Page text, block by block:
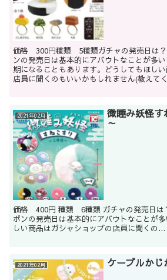
価格 300円種類 5種類ガチャの発売日は
ンの発売日は基本的にアバウトなことが多
期になることもあります。どうしてもほし
店員に聞くのもいいかもしれません(教えて
2021年02月 微睡み妖怪
～
価格 400円 種類 6種類 ガチャの発売日は
ポンの発売日は基本的にアバウトなことが
しい商品はガシャショップの店員に聞くの...
2021年02月 ケーブルか